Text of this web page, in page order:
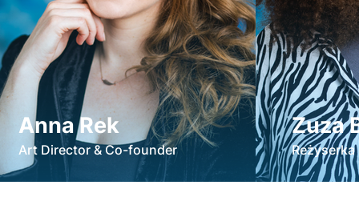
Anna Rek
Art Director & Co-founder
Zuza